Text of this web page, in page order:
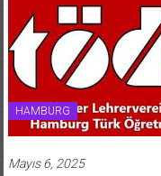
HAMBURG
Mayıs 6, 2025